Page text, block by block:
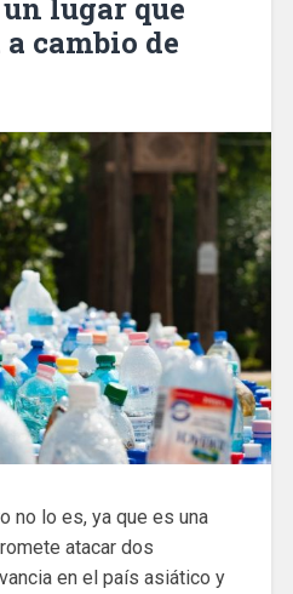
lugar que
cambio de
no lo es, ya que es una
atacar dos
en el país asiático y